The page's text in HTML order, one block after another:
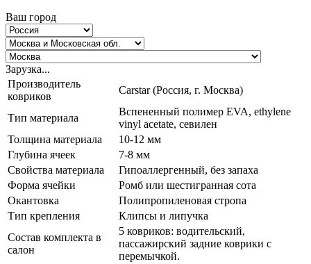
Ваш город
Зарузка...
Производитель
ковриков
Carstar (Россия, г. Москва)
Тип материала
Вспененный полимер EVA, ethylene
vinyl acetate, севилен
Толщина материала
10-12 мм
Глубина ячеек
7-8 мм
Свойства материала
Гипоаллергенный, без запаха
Форма ячейки
Ромб или шестигранная сота
Окантовка
Полипропиленовая стропа
Тип крепления
Клипсы и липучка
Состав комплекта в
салон
5 ковриков: водительский,
пассажирский задние коврики с
перемычкой.